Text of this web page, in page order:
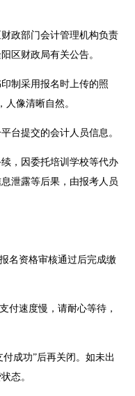
政部门会计管理机构负责
区财政局有关公告。
制采用报名时上传的照
像清晰自然。
台提交的会计人员信息。
，因委托培训学校等代办
泄露等后果，由报考人员
名资格审核通过后完成缴
付速度慢，请耐心等待，
成功”后再关闭。如未出
态。